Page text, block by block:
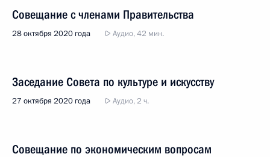
Совещание с членами Правительства
28 октября 2020 года Аудио, 42 мин.
Заседание Совета по культуре и искусству
27 октября 2020 года Аудио, 2 ч.
Совещание по экономическим вопросам